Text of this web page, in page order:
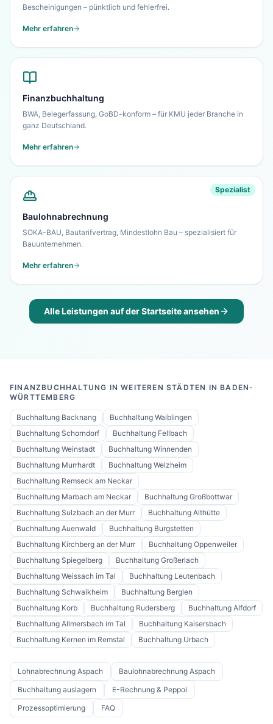
Bescheinigungen – pünktlich und fehlerfrei.
Mehr erfahren
Finanzbuchhaltung
BWA, Belegerfassung, GoBD-konform – für KMU jeder Branche in
ganz Deutschland.
Mehr erfahren
Spezialist
Baulohnabrechnung
SOKA-BAU, Bautarifvertrag, Mindestlohn Bau – spezialisiert für
Bauunternehmen.
Mehr erfahren
Alle Leistungen auf der Startseite ansehen
FINANZBUCHHALTUNG IN WEITEREN STÄDTEN IN BADEN-
WÜRTTEMBERG
Buchhaltung Backnang Buchhaltung Waiblingen
Buchhaltung Schorndorf Buchhaltung Fellbach
Buchhaltung Weinstadt Buchhaltung Winnenden
Buchhaltung Murrhardt Buchhaltung Welzheim
Buchhaltung Remseck am Neckar
Buchhaltung Marbach am Neckar Buchhaltung Großbottwar
Buchhaltung Sulzbach an der Murr Buchhaltung Althütte
Buchhaltung Auenwald Buchhaltung Burgstetten
Buchhaltung Kirchberg an der Murr Buchhaltung Oppenweiler
Buchhaltung Spiegelberg Buchhaltung Großerlach
Buchhaltung Weissach im Tal Buchhaltung Leutenbach
Buchhaltung Schwaikheim Buchhaltung Berglen
Buchhaltung Korb Buchhaltung Rudersberg Buchhaltung Alfdorf
Buchhaltung Allmersbach im Tal Buchhaltung Kaisersbach
Buchhaltung Kernen im Remstal Buchhaltung Urbach
Lohnabrechnung Aspach
Baulohnabrechnung Aspach
Buchhaltung auslagern
E-Rechnung & Peppol
Prozessoptimierung
FAQ